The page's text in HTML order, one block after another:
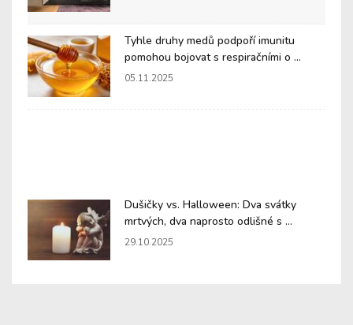
Tyhle druhy medů podpoří imunitu
pomohou bojovat s respiračními o ...
05.11.2025
Dušičky vs. Halloween: Dva svátky
mrtvých, dva naprosto odlišné s ...
29.10.2025